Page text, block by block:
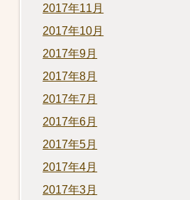
2017年11月
2017年10月
2017年9月
2017年8月
2017年7月
2017年6月
2017年5月
2017年4月
2017年3月